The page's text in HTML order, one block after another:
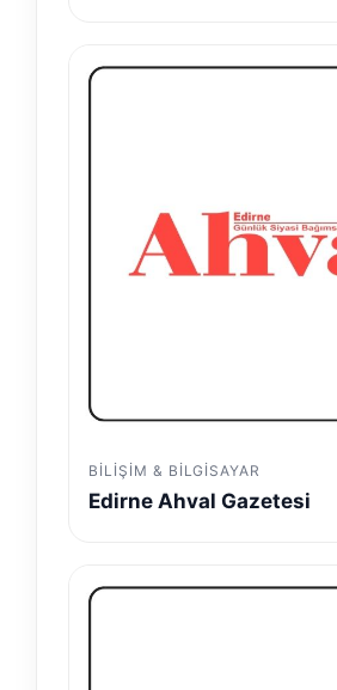
BILIŞIM & BILGISAYAR
Edirne Ahval Gazetesi